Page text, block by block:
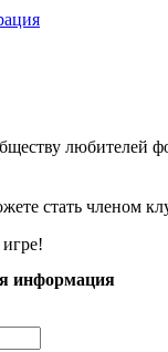
любителей
стать членом
информация